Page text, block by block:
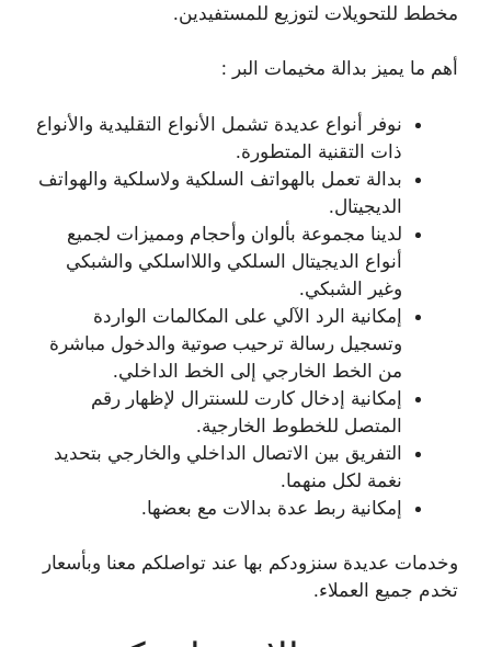
مخطط للتحويلات لتوزيع للمستفيدين.
أهم ما يميز بدالة مخيمات البر :
نوفر أنواع عديدة تشمل الأنواع التقليدية والأنواع
ذات التقنية المتطورة.
بدالة تعمل بالهواتف السلكية ولاسلكية والهواتف
الديجيتال.
لدينا مجموعة بألوان وأحجام ومميزات لجميع
أنواع الديجيتال السلكي واللااسلكي والشبكي
وغير الشبكي.
إمكانية الرد الآلي على المكالمات الواردة
وتسجيل رسالة ترحيب صوتية والدخول مباشرة
من الخط الخارجي إلى الخط الداخلي.
إمكانية إدخال كارت للسنترال لإظهار رقم
المتصل للخطوط الخارجية.
التفريق بين الاتصال الداخلي والخارجي بتحديد
نغمة لكل منهما.
إمكانية ربط عدة بدالات مع بعضها.
وخدمات عديدة سنزودكم بها عند تواصلكم معنا وبأسعار
تخدم جميع العملاء.